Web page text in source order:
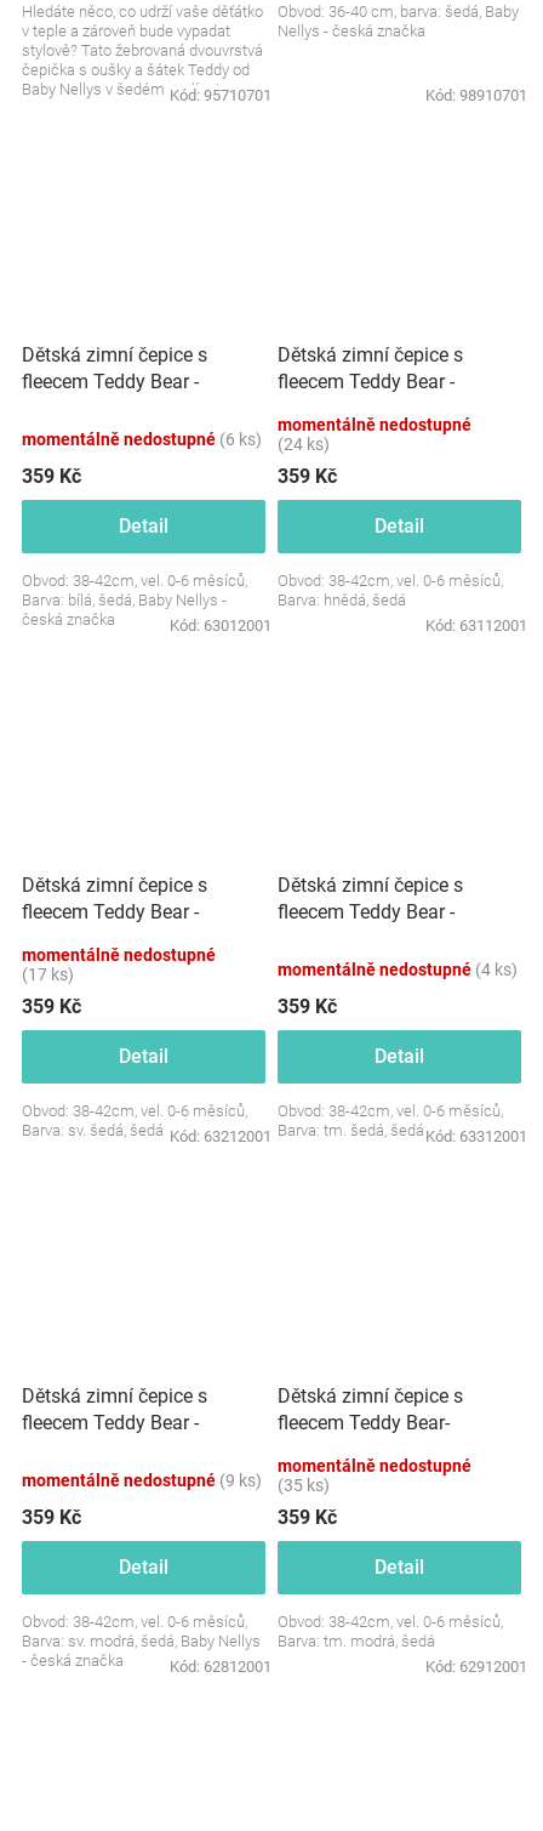
Hledáte něco, co udrží vaše děťátko
v teple a zároveň bude vypadat
stylově? Tato žebrovaná dvouvrstvá
čepička s oušky a šátek Teddy od
Baby Nellys v šedém melíru je
Kód: 95710701
Obvod: 36-40 cm, barva: šedá, Baby
Nellys - česká značka
Kód: 98910701
Dětská zimní čepice s
fleecem Teddy Bear -
šedá, BABY NELLYS
momentálně nedostupné (6 ks)
359 Kč
Detail
Obvod: 38-42cm, vel. 0-6 měsíců,
Barva: bílá, šedá, Baby Nellys -
česká značka
Kód: 63012001
Dětská zimní čepice s
fleecem Teddy Bear -
šedá, BABY NELLYS
momentálně nedostupné
(24 ks)
359 Kč
Detail
Obvod: 38-42cm, vel. 0-6 měsíců,
Barva: hnědá, šedá
Kód: 63112001
Dětská zimní čepice s
fleecem Teddy Bear -
šedá, šedá,BABY NELLYS
momentálně nedostupné
(17 ks)
359 Kč
Detail
Obvod: 38-42cm, vel. 0-6 měsíců,
Barva: sv. šedá, šedá Kód: 63212001
Dětská zimní čepice s
fleecem Teddy Bear -
šedá, šedá,BABY NELLYS
momentálně nedostupné (4 ks)
359 Kč
Detail
Obvod: 38-42cm, vel. 0-6 měsíců,
Barva: tm. šedá, šedá Kód: 63312001
Dětská zimní čepice s
fleecem Teddy Bear -
modrá, šedá
momentálně nedostupné (9 ks)
359 Kč
Detail
Obvod: 38-42cm, vel. 0-6 měsíců,
Barva: sv. modrá, šedá, Baby Nellys
- česká značka
Kód: 62812001
Dětská zimní čepice s
fleecem Teddy Bear-
modrá, šedá
momentálně nedostupné
(35 ks)
359 Kč
Detail
Obvod: 38-42cm, vel. 0-6 měsíců,
Barva: tm. modrá, šedá
Kód: 62912001